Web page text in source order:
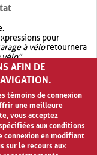
pour
à véloretournera
vélo".
OR.garage OR vélo
garage à vélo
AFIN DE
témoins de connexion
une meilleure
vous acceptez
aux conditions
connexion en modifiant
sur le recours aux